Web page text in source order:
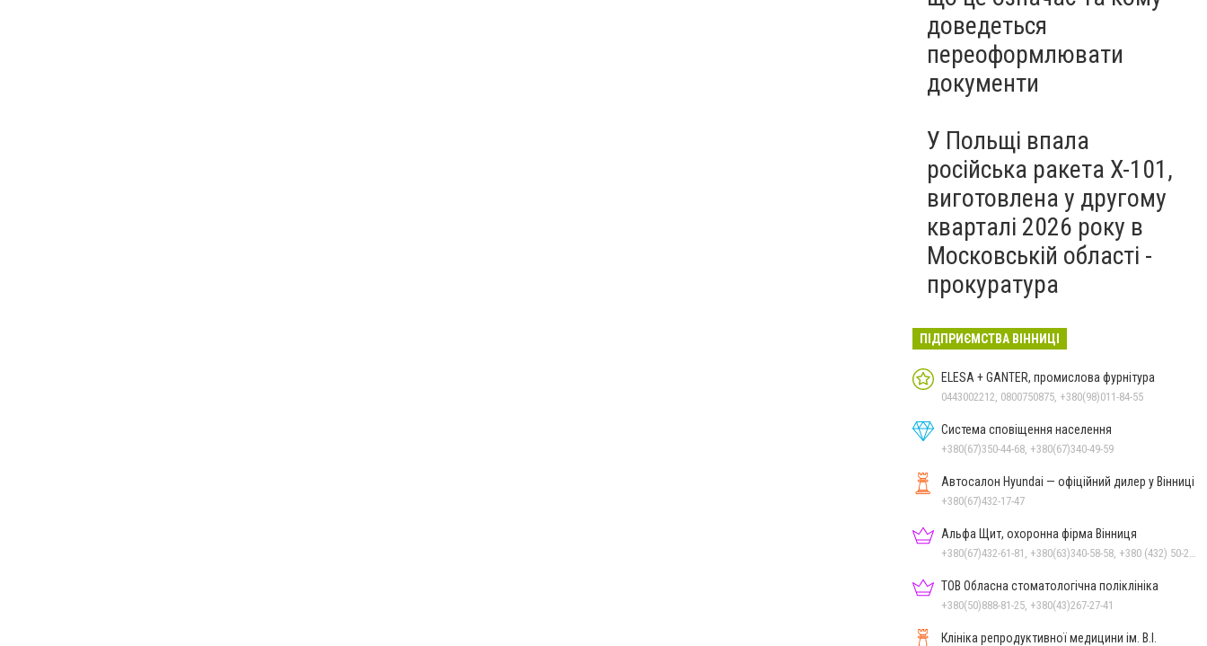
доведеться
переоформлювати
документи
У Польщі впала
російська ракета X-101,
виготовлена у другому
кварталі 2026 року в
Московській області -
прокуратура
ПІДПРИЄМСТВА ВІННИЦІ
ELESA + GANTER, промислова фурнітура
0443002212, 0800750875, +380(98)011-84-55
Система сповіщення населення
+380(67)350-44-68, +380(67)340-49-59
Автосалон Hyundai — офіційний дилер у Вінниці
+380(67)432-17-47
Альфа Щит, охоронна фірма Вінниця
+380(67)432-61-81, +380(63)340-58-58, +380 (432) 50-22-00
ТОВ Обласна стоматологічна поліклініка
+380(50)888-81-25, +380(43)267-27-41
Клініка репродуктивної медицини ім. В.І.